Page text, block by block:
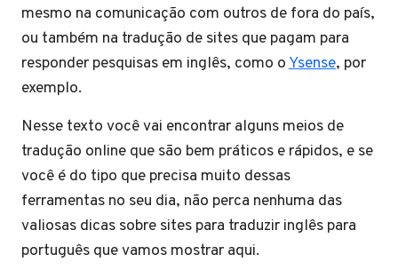
mesmo na comunicação com outros de fora do país,
ou também na tradução de sites que pagam para
responder pesquisas em inglês, como oYsense, por
exemplo.
Nesse texto você vai encontrar alguns meios de
tradução online que são bem práticos e rápidos, e se
você é do tipo que precisa muito dessas
ferramentas no seu dia, não perca nenhuma das
valiosas dicas sobre sites para traduzir inglês para
português que vamos mostrar aqui.